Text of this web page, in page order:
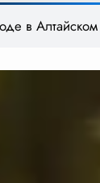
в Алтайском